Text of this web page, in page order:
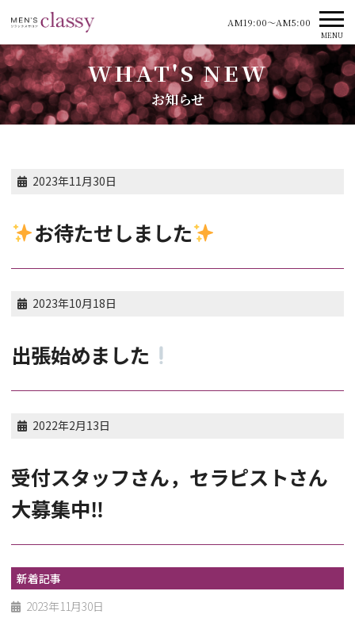
AM19:00～AM5:00
MENU
お知らせ
2023年11月30日
お待たせしました
2023年10月18日
出張始めました
2022年2月13日
受付スタッフさん，セラピストさん
大募集中‼
新着記事
2023年11月30日